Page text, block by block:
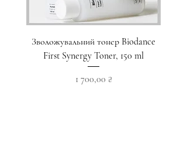
Зволожувальний тонер Biodance
First Synergy Toner, 150 ml
Ціна
1 700,00 ₴